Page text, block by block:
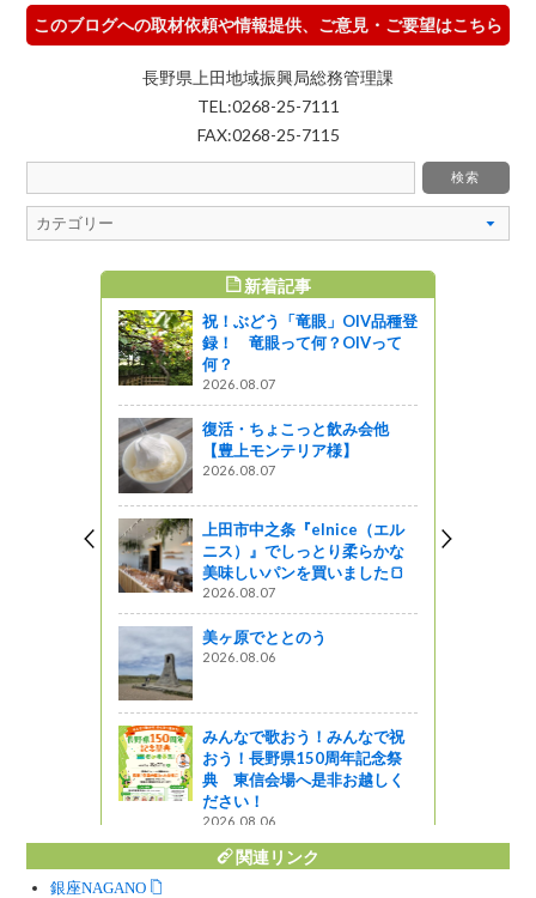
このブログへの取材依頼や情報提供、ご意見・ご要望はこちら
長野県上田地域振興局総務管理課
TEL:0268-25-7111
FAX:0268-25-7115
新着記事
祝！ぶどう「竜眼」OIV品種登
録！ 竜眼って何？OIVって
何？
2026.08.07
復活・ちょこっと飲み会他
【豊上モンテリア様】
2026.08.07
上田市中之条『elnice（エル
ニス）』でしっとり柔らかな
美味しいパンを買いました🍞
2026.08.07
美ヶ原でととのう
2026.08.06
みんなで歌おう！みんなで祝
おう！長野県150周年記念祭
典 東信会場へ是非お越しく
ださい！
2026.08.06
関連リンク
銀座NAGANO